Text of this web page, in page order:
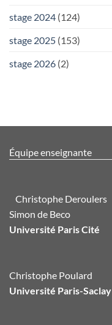
stage 2024 (124)
stage 2025 (153)
stage 2026 (2)
Équipe enseignante
Christophe Deroulers
Simon de Beco
Université Paris Cité
Christophe Poulard
Université Paris-Saclay